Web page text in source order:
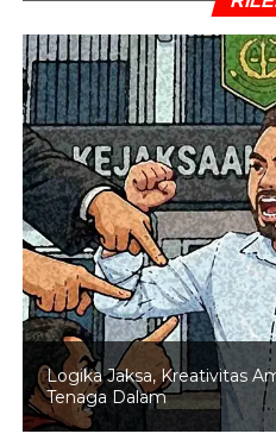
Logika Jaksa, Kreativitas
Tenaga Dalam